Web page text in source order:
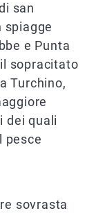
san
spiagge
e Punta
sopracitato
Turchino,
dei quali
pesce
sovrasta